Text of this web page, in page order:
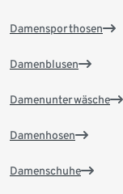
Damensporthosen
Damenblusen
Damenunterwäsche
Damenhosen
Damenschuhe